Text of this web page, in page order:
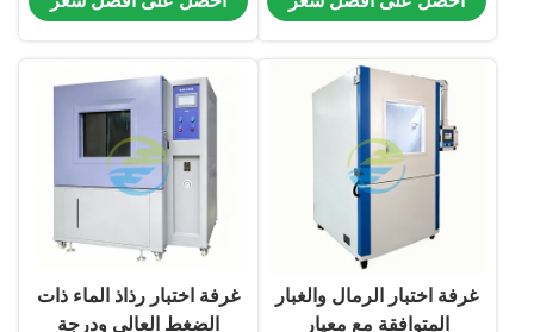
Test Equipment 0-99min
Enclosures
Waterproof Equipment
غرفة اختبار الرمال والغبار
المتوافقة مع معيار
غرفة اختبار رذاذ الماء ذات
الضغط العالي ودرجة